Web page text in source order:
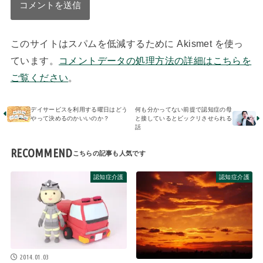
このサイトはスパムを低減するために Akismet を使っ
ています。
コメントデータの処理方法の詳細はこちらを
ご覧ください。
デイサービスを利用する曜日はどう
やって決めるのかいいのか？
何も分かってない前提で認知症の母
と接しているとビックリさせられる
話
RECOMMEND
認知症介護
2014.01.03
認知症介護